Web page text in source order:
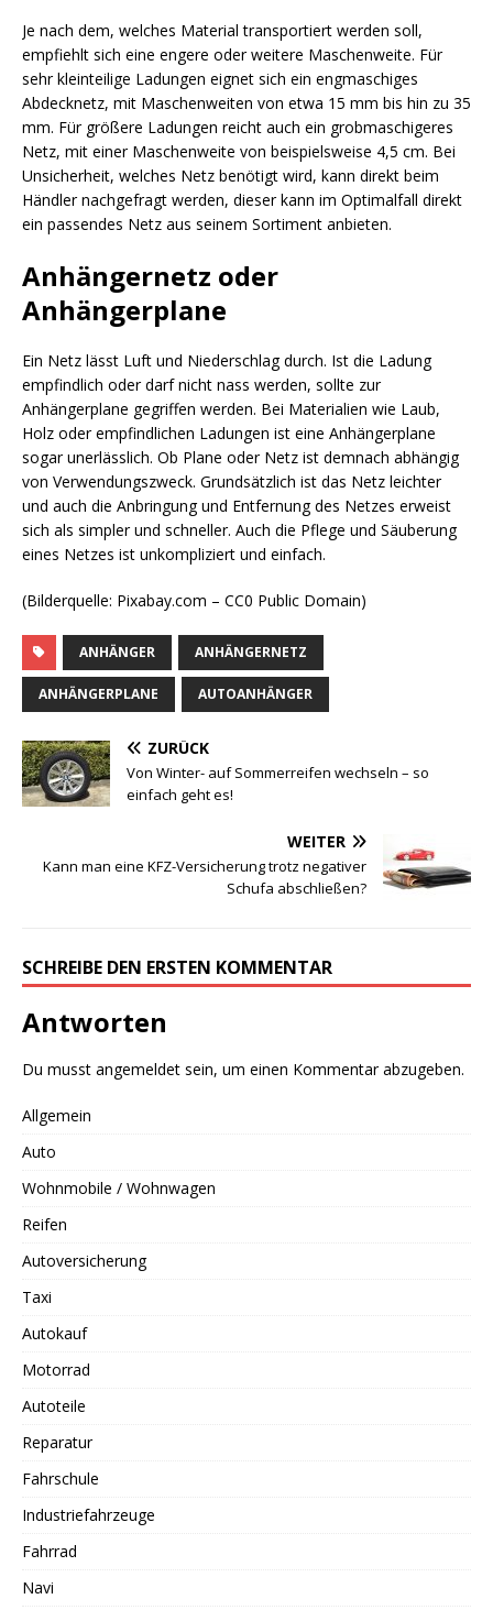
Je nach dem, welches Material transportiert werden soll,
empfiehlt sich eine engere oder weitere Maschenweite. Für
sehr kleinteilige Ladungen eignet sich ein engmaschiges
Abdecknetz, mit Maschenweiten von etwa 15 mm bis hin zu 35
mm. Für größere Ladungen reicht auch ein grobmaschigeres
Netz, mit einer Maschenweite von beispielsweise 4,5 cm. Bei
Unsicherheit, welches Netz benötigt wird, kann direkt beim
Händler nachgefragt werden, dieser kann im Optimalfall direkt
ein passendes Netz aus seinem Sortiment anbieten.
Anhängernetz oder
Anhängerplane
Ein Netz lässt Luft und Niederschlag durch. Ist die Ladung
empfindlich oder darf nicht nass werden, sollte zur
Anhängerplane gegriffen werden. Bei Materialien wie Laub,
Holz oder empfindlichen Ladungen ist eine Anhängerplane
sogar unerlässlich. Ob Plane oder Netz ist demnach abhängig
von Verwendungszweck. Grundsätzlich ist das Netz leichter
und auch die Anbringung und Entfernung des Netzes erweist
sich als simpler und schneller. Auch die Pflege und Säuberung
eines Netzes ist unkompliziert und einfach.
(Bilderquelle: Pixabay.com – CC0 Public Domain)
ANHÄNGER ANHÄNGERNETZ
ANHÄNGERPLANE AUTOANHÄNGER
ZURÜCK
Von Winter- auf Sommerreifen wechseln – so
einfach geht es!
WEITER
Kann man eine KFZ-Versicherung trotz negativer
Schufa abschließen?
SCHREIBE DEN ERSTEN KOMMENTAR
Antworten
Du musst angemeldet sein, um einen Kommentar abzugeben.
Allgemein
Auto
Wohnmobile / Wohnwagen
Reifen
Autoversicherung
Taxi
Autokauf
Motorrad
Autoteile
Reparatur
Fahrschule
Industriefahrzeuge
Fahrrad
Navi